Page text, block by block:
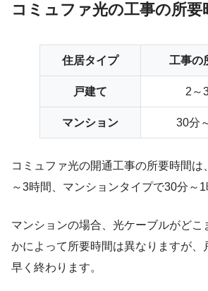
コミュファ光の工事の所要
住居タイプ 工事の
戸建て 2～
マンション 30分
コミュファ光の開通工事の所要時間は
～3時間、マンションタイプで30分～1
マンションの場合、光ケーブルがどこ
かによって所要時間は異なりますが、
早く終わります。